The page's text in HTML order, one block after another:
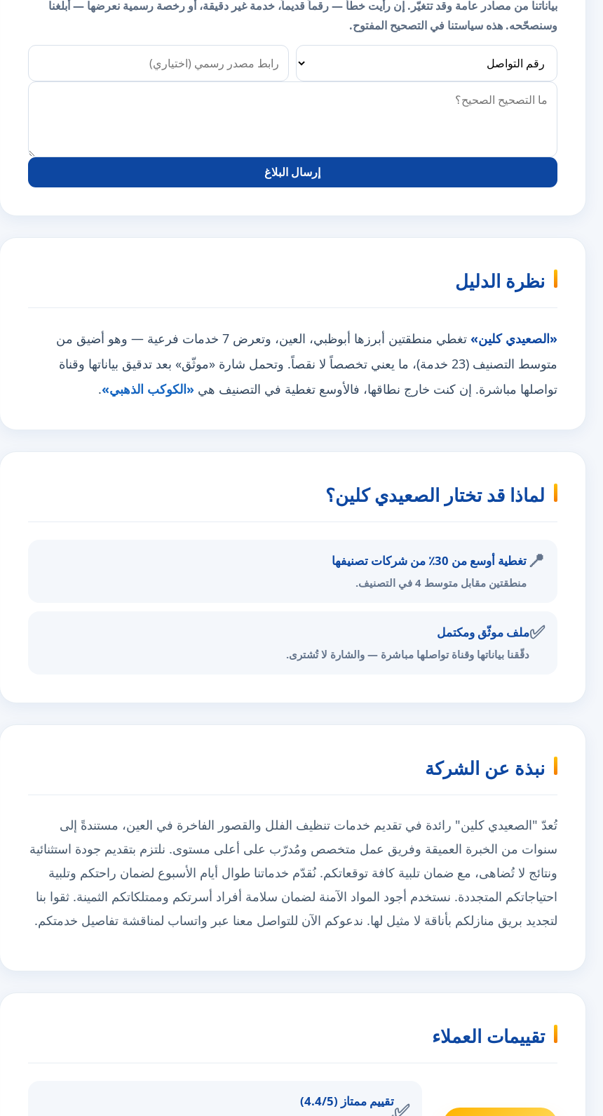
بياناتنا من مصادر عامة وقد تتغيّر. إن رأيت خطأً — رقماً قديماً، خدمة غير دقيقة، أو رخصة رسمية نعرضها — أبلغنا
وسنصحّحه. هذه سياستنا في التصحيح المفتوح.
إرسال البلاغ
نظرة الدليل
«الصعيدي كلين»
تغطي منطقتين أبرزها أبوظبي، العين، وتعرض 7 خدمات فرعية — وهو أضيق من
متوسط التصنيف (23 خدمة)، ما يعني تخصصاً لا نقصاً. وتحمل شارة «موثّق» بعد تدقيق بياناتها وقناة
تواصلها مباشرة. إن كنت خارج نطاقها، فالأوسع تغطية في التصنيف هي «الكوكب الذهبي».
لماذا قد تختار الصعيدي كلين؟
📍تغطية أوسع من 30٪ من شركات تصنيفها
منطقتين مقابل متوسط 4 في التصنيف.
✅ملف موثّق ومكتمل
دقّقنا بياناتها وقناة تواصلها مباشرة — والشارة لا تُشترى.
نبذة عن الشركة
تُعدّ "الصعيدي كلين" رائدة في تقديم خدمات تنظيف الفلل والقصور الفاخرة في العين، مستندةً إلى
سنوات من الخبرة العميقة وفريق عمل متخصص ومُدرّب على أعلى مستوى. نلتزم بتقديم جودة استثنائية
ونتائج لا تُضاهى، مع ضمان تلبية كافة توقعاتكم. نُقدّم خدماتنا طوال أيام الأسبوع لضمان راحتكم وتلبية
احتياجاتكم المتجددة. نستخدم أجود المواد الآمنة لضمان سلامة أفراد أسرتكم وممتلكاتكم الثمينة. ثقوا بنا
لتجديد بريق منازلكم بأناقة لا مثيل لها. ندعوكم الآن للتواصل معنا عبر واتساب لمناقشة تفاصيل خدمتكم.
تقييمات العملاء
✅تقييم ممتاز (4.4/5)